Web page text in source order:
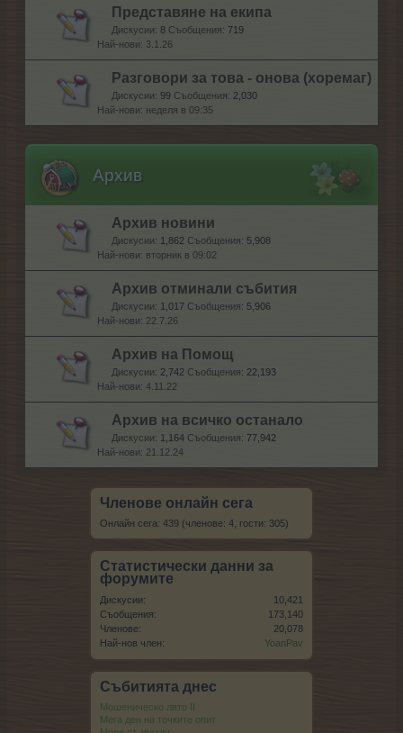
Представяне на екипа
Дискусии: 8 Съобщения: 719
3.1.26
Разговори за това - онова (хоремаг)
Дискусии: 99 Съобщения: 2,030
неделя в 09:35
Архив
Архив новини
Дискусии: 1,862 Съобщения: 5,908
вторник в 09:02
Архив отминали събития
Дискусии: 1,017 Съобщения: 5,906
22.7.26
Архив на Помощ
Дискусии: 2,742 Съобщения: 22,193
4.11.22
Архив на всичко останало
Дискусии: 1,164 Съобщения: 77,942
21.12.24
Членове онлайн сега
Онлайн сега: 439 (членове: 4, гости: 305)
Статистически данни за
форумите
Дискусии:
10,421
Съобщения:
173,140
Членове:
20,078
Най-нов член:
YoanPav
Събитията днес
Мошеническо лято II
Мега ден на точките опит